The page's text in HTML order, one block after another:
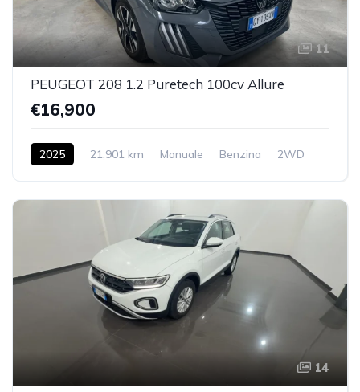
11
PEUGEOT 208 1.2 Puretech 100cv Allure
€16,900
2025 21,901 km Manuale Benzina 2WD
14